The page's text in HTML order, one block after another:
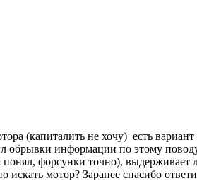
(капиталить не хочу) есть
обрывки информации по этому
форсунки точно), выдерживает
мотор? Заранее спасибо